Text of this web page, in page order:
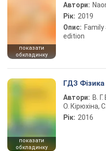
показати
обкладинку
Автори:
Рік: 2019
Опис:
edition
показати
обкладинку
ГДЗ Фізика
Автори: В.
О. Кірюхіна,
Рік: 2016